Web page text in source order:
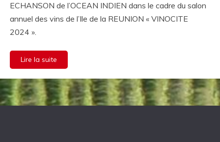
ECHANSON de l’OCEAN INDIEN dans le cadre du salon
annuel des vins de l’Ile de la REUNION « VINOCITE
2024 ».
Lire la suite